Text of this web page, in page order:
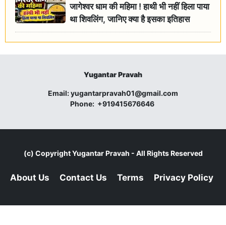
जागेश्वर धाम की महिमा ! हाथी भी नहीं हिला पाया
था शिवलिंग, जानिए क्या है इसका इतिहास
Yugantar Pravah
Email:yugantarpravah01@gmail.com
Phone: +919415676646
(c) CopyrightYugantar Pravah - All Rights Reserved
About Us Contact Us Terms Privacy Policy